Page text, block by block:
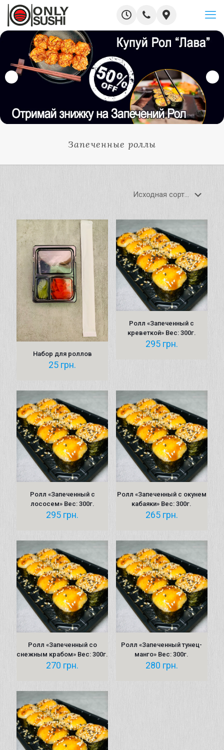
Запеченные роллы
Набор для роллов
25 грн.
Ролл «Запеченный с
креветкой» Вес: 300г.
295 грн.
Ролл «Запеченный с
лососем» Вес: 300г.
295 грн.
Ролл «Запеченный с окунeм
кабаяки» Вес: 300г.
265 грн.
Ролл «Запеченный со
снежным крабом» Вес: 300г.
270 грн.
Ролл «Запеченный тунец-
манго» Вес: 300г.
280 грн.